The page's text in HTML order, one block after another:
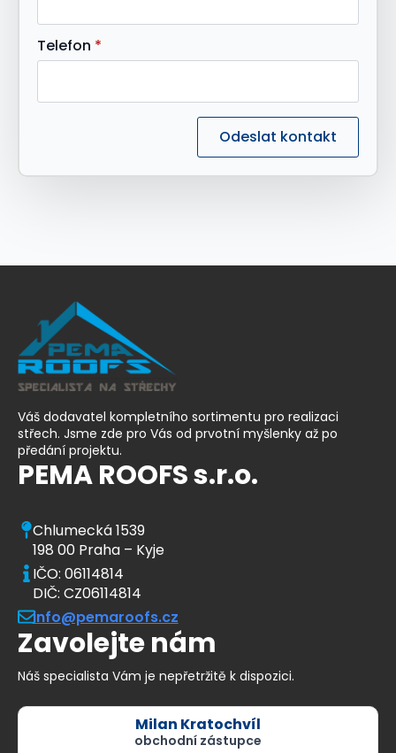
Telefon *
Odeslat kontakt
Váš dodavatel kompletního sortimentu pro realizaci
střech. Jsme zde pro Vás od prvotní myšlenky až po
předání projektu.
PEMA ROOFS s.r.o.
Chlumecká 1539
198 00 Praha – Kyje
IČO: 06114814
DIČ: CZ06114814
info@pemaroofs.cz
Zavolejte nám
Náš specialista Vám je nepřetržitě k dispozici.
Milan Kratochvíl
obchodní zástupce